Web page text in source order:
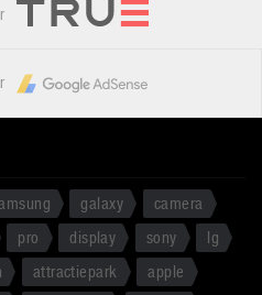
galaxy
camera
pro display sony
lg
attractiepark
apple